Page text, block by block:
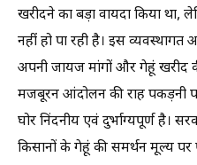
खरीदने का बड़ा वायदा किया था,
नहीं हो पा रही है। इस
अपनी जायज मांगों और गेहूं खरीद
मजबूरन आंदोलन की राह पकड़नी
घोर निंदनीय एवं दुर्भाग्यपूर्ण है।
किसानों के गेहूं की समर्थन मूल्य पर